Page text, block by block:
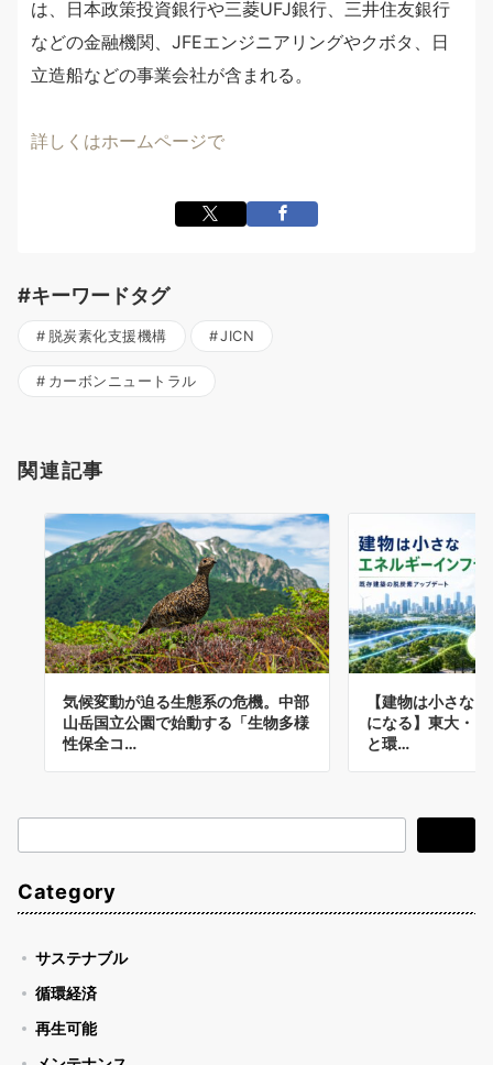
は、日本政策投資銀行や三菱UFJ銀行、三井住友銀行
などの金融機関、JFEエンジニアリングやクボタ、日
立造船などの事業会社が含まれる。
詳しくはホームページで
#キーワードタグ
脱炭素化支援機構 JICN
カーボンニュートラル
関連記事
気候変動が迫る生態系の危機。中部
山岳国立公園で始動する「生物多様
性保全コ…
【建物は小さな
になる】東大・
と環…
索
Category
サステナブル
循環経済
再生可能